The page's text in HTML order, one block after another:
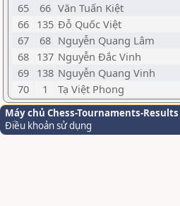
65
66 Văn Tuấn Kiệt
66 135 Đỗ Quốc Việt
67
68 Nguyễn Quang Lâm
68 137 Nguyễn Đắc Vinh
69 138 Nguyễn Quang Vinh
70
1 Tạ Việt Phong
Máy chủ Chess-Tournaments-Results
Điều khoản sử dụng